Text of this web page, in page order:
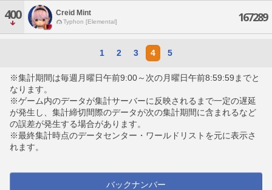
400 Creid Mint
Typhon [Elemental] 167289
1 2 3 4 5
※集計期間は毎週月曜日午前9:00～次の月曜日午前8:59:59までと
なります。
※ゲーム内のデータが集計サーバーに反映されるまで一定の遅延
が発生し、集計締切間際のデータが次の集計期間に含まれるなど
の誤差が発生する場合があります。
※最終集計時点のデータセンター・ワールドリストを元に表示さ
れます。
バックナンバー